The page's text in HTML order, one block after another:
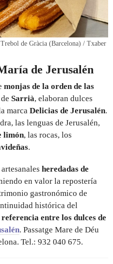
de Gràcia (Barcelona) / Txaber
de Jerusalén
monjas de la orden de las
Sarrià, elaboran dulces
marca Delicias de Jerusalén.
las lenguas de Jerusalén,
limón, las rocas, los
.
heredadas de
en valor la repostería
gastronómico de
histórica del
referencia entre los dulces de
. Passatge Mare de Déu
Tel.: 932 040 675.